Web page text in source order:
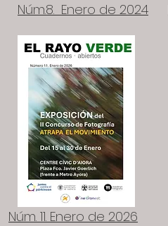
Núm.8. Enero de 2024
Núm. 11. Enero de 2026